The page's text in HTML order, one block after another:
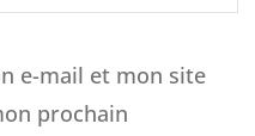
e-mail et mon site
prochain